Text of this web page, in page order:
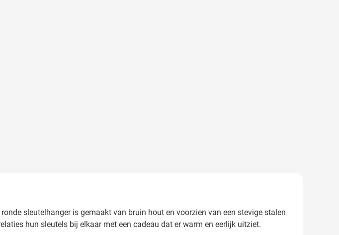
sleutelhanger is gemaakt van bruin hout en voorzien van een stevige stalen
hun sleutels bij elkaar met een cadeau dat er warm en eerlijk uitziet.